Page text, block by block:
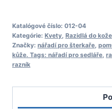
do
štvorca
II.
bez
Katalógové číslo: 012-04
Kategórie: Kvety Razidlá do kože
Značky: nářadí pro šterkaře
kůže. Tags: nářadí pro sedláře
razník